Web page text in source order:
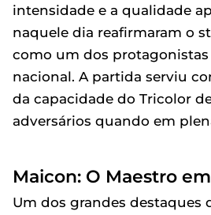
intensidade e a qualidade
naquele dia reafirmaram o
como um dos
nacional. A partida serviu
da capacidade do Tricolor
adversários quando em
Maicon: O Maestro
Um dos grandes destaques